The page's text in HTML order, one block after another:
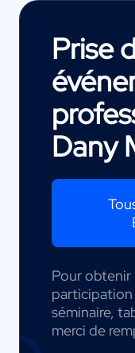
Prise
Dany
Pour obtenir
participation
séminaire,
merci de